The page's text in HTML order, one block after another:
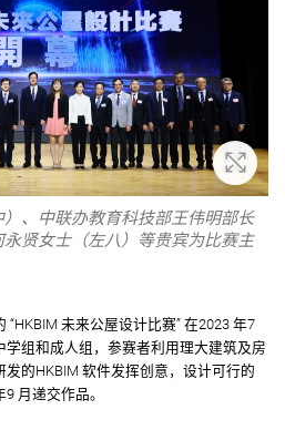
放大
、中联办教育科技部王伟明部长
永贤女士（左八）等贵宾为比赛主
未来公屋设计比赛” 在2023 年7
学组和成人组，参赛者利用理大建筑及房
的HKBIM 软件发挥创意，设计可行的
月递交作品。